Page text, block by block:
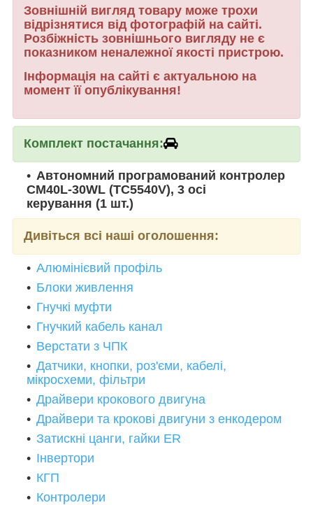
Зовнішній вигляд товару може трохи
відрізнятися від фотографій на сайті.
Розбіжність зовнішнього вигляду не є
показником неналежної якості пристрою.
Інформація на сайті є актуальною на
момент її опублікування!
Комплект постачання:
Автономний програмований контролер
CM40L-30WL (TC5540V), 3 осі
керування (1 шт.)
Дивіться всі наші оголошення:
Алюмінієвий профіль
Блоки живлення
Гнучкі муфти
Гнучкий кабель канал
Верстати з ЧПК
Датчики, кнопки, роз'єми, кабелі,
мікросхеми, фільтри
Драйвери крокового двигуна
Драйвери та крокові двигуни з енкодером
Затискні цанги, гайки ER
Інвертори
КГП
Контролери